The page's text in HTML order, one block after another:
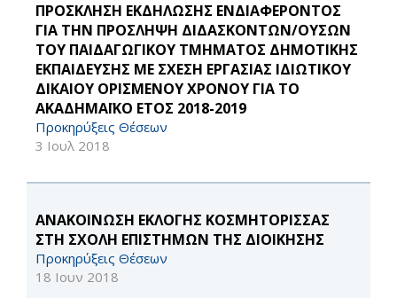
ΠΡΟΣΚΛΗΣΗ ΕΚΔΗΛΩΣΗΣ ΕΝΔΙΑΦΕΡΟΝΤΟΣ
ΓΙΑ ΤΗΝ ΠΡΟΣΛΗΨΗ ΔΙΔΑΣΚΟΝΤΩΝ/ΟΥΣΩΝ
ΤΟΥ ΠΑΙΔΑΓΩΓΙΚΟΥ ΤΜΗΜΑΤΟΣ ΔΗΜΟΤΙΚΗΣ
ΕΚΠΑΙΔΕΥΣΗΣ ΜΕ ΣΧΕΣΗ ΕΡΓΑΣΙΑΣ ΙΔΙΩΤΙΚΟΥ
ΔΙΚΑΙΟΥ ΟΡΙΣΜΕΝΟΥ ΧΡΟΝΟΥ ΓΙΑ ΤΟ
ΑΚΑΔΗΜΑΪΚΟ ΕΤΟΣ 2018-2019
Προκηρύξεις Θέσεων
3 Ιουλ 2018
ΑΝΑΚΟΙΝΩΣΗ ΕΚΛΟΓΗΣ ΚΟΣΜΗΤΟΡΙΣΣΑΣ
ΣΤΗ ΣΧΟΛΗ ΕΠΙΣΤΗΜΩΝ ΤΗΣ ΔΙΟΙΚΗΣΗΣ
Προκηρύξεις Θέσεων
18 Ιουν 2018